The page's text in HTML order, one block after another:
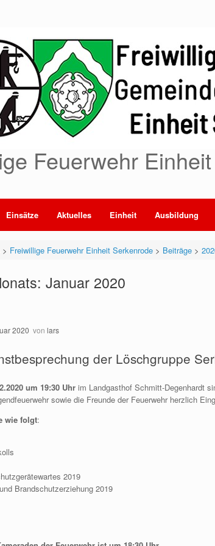
Feuerwehr
Einsätze Aktuelles Einheit Ausbildung
> Freiwillige Feuerwehr Einheit Serkenrode> Beiträge>
Januar 2020
2020 von lars
der Löschgruppe
um 19:30 Uhr im Landgasthof Schmitt-Degenhardt
sowie die Freunde der Feuerwehr herzlich
wie folgt:
2019
Brandschutzerziehung 2019